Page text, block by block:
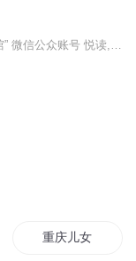
重庆儿女